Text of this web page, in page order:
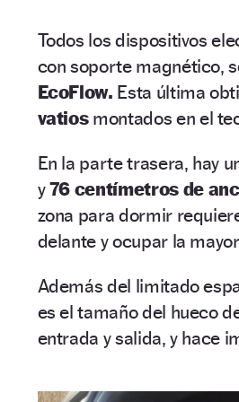
Todos los dispositivos
con soporte magnético,
EcoFlow. Esta última
vatios montados en el
En la parte trasera, hay
y76 centímetros de
zona para dormir
delante y ocupar la
Además del limitado
es el tamaño del hueco
entrada y salida, y hace